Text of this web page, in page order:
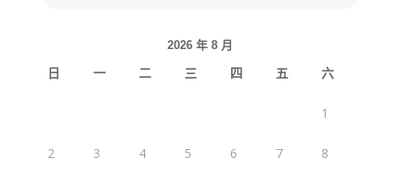
2026 年 8 月
日 一 二 三 四 五 六
1
2 3 4 5 6 7 8